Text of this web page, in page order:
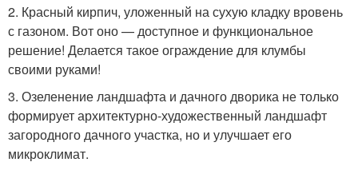
2. Красный кирпич, уложенный на сухую кладку вровень
с газоном. Вот оно — доступное и функциональное
решение! Делается такое ограждение для клумбы
своими руками!
3. Озеленение ландшафта и дачного дворика не только
формирует архитектурно-художественный ландшафт
загородного дачного участка, но и улучшает его
микроклимат.